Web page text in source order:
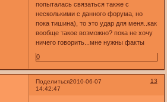
попыталась связаться также с
несколькими с данного форума, но
пока тишина), то это удар для меня..как
вообще такое возможно? пока не хочу
ничего говорить...мне нужны факты
0
Поделиться 13
2010-06-07
14:42:47